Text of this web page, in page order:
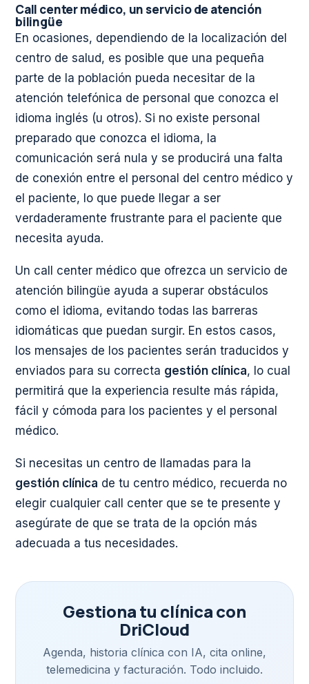
Call center médico, un servicio de atención
bilingüe
En ocasiones, dependiendo de la localización del
centro de salud, es posible que una pequeña
parte de la población pueda necesitar de la
atención telefónica de personal que conozca el
idioma inglés (u otros). Si no existe personal
preparado que conozca el idioma, la
comunicación será nula y se producirá una falta
de conexión entre el personal del centro médico y
el paciente, lo que puede llegar a ser
verdaderamente frustrante para el paciente que
necesita ayuda.
Un call center médico que ofrezca un servicio de
atención bilingüe ayuda a superar obstáculos
como el idioma, evitando todas las barreras
idiomáticas que puedan surgir. En estos casos,
los mensajes de los pacientes serán traducidos y
enviados para su correcta gestión clínica, lo cual
permitirá que la experiencia resulte más rápida,
fácil y cómoda para los pacientes y el personal
médico.
Si necesitas un centro de llamadas para la
gestión clínica de tu centro médico, recuerda no
elegir cualquier call center que se te presente y
asegúrate de que se trata de la opción más
adecuada a tus necesidades.
Gestiona tu clínica con
DriCloud
Agenda, historia clínica con IA, cita online,
telemedicina y facturación. Todo incluido.